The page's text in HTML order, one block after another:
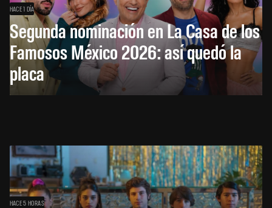
HACE 1 DÍA
Segunda nominación en La Casa de los
Famosos México 2026: así quedó la
placa
HACE 5 HORAS